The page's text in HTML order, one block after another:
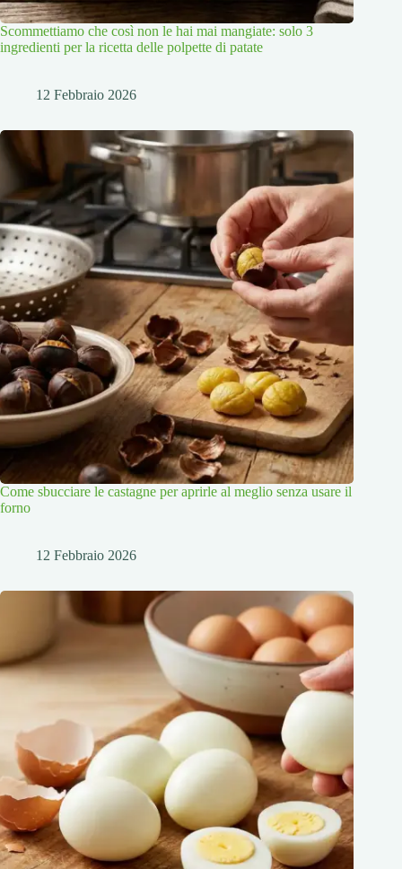
Scommettiamo che così non le hai mai mangiate: solo 3
ingredienti per la ricetta delle polpette di patate
12 Febbraio 2026
Come sbucciare le castagne per aprirle al meglio senza usare il
forno
12 Febbraio 2026